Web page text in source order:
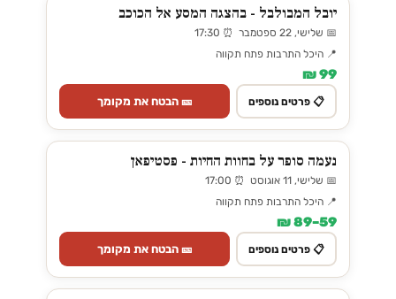
יובל המבולבל - בהצגה המסע אל הכוכב
📅 שלישי, 22 ספטמבר ⏰ 17:30
📍 היכל התרבות פתח תקווה
99 ₪
📋 פרטים נוספים 🎫 הבטח את מקומך
נעמה סופר על בחוות החיות - פסטיפאן
📅 שלישי, 11 אוגוסט ⏰ 17:00
📍 היכל התרבות פתח תקווה
59–89 ₪
📋 פרטים נוספים 🎫 הבטח את מקומך